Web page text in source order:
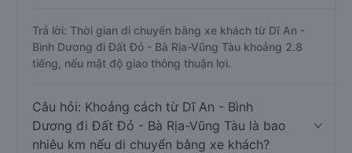
Trả lời: Thời gian di chuyển bằng xe khách từ Dĩ An -
Bình Dương đi Đất Đỏ - Bà Rịa-Vũng Tàu khoảng 2.8
tiếng, nếu mật độ giao thông thuận lợi.
Câu hỏi: Khoảng cách từ Dĩ An - Bình
Dương đi Đất Đỏ - Bà Rịa-Vũng Tàu là bao
nhiêu km nếu di chuyển bằng xe khách?